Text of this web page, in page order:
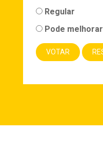
Regular
Pode melhorar